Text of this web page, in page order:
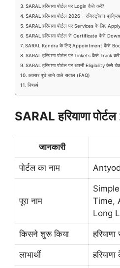
SARAL हरियाणा पोर्टल पर Login कैसे करें?
SARAL हरियाणा पोर्टल 2026 – रजिस्ट्रेशन
SARAL हरियाणा पोर्टल पर Services के लिए
SARAL हरियाणा पोर्टल से Certificate कैसे
SARAL Kendra के लिए Appointment कैसे
SARAL हरियाणा पोर्टल पर Tickets कैसे Track
SARAL हरियाणा पोर्टल पर अपनी Eligibility कैसे
अक्सर पूछे जाने वाले सवाल (FAQ)
निष्कर्ष
SARAL हरियाणा
जानकारी
पोर्टल का नाम
पूरा नाम
Time,
Long
किसने शुरू किया
लाभार्थी